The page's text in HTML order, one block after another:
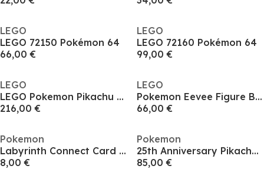
LEGO
LEGO 72150 Pokémon 64
66,00 €
LEGO
LEGO 72160 Pokémon 64
99,00 €
LEGO
LEGO Pokemon Pikachu and Poke Ball Model Kit for Adults 72152
216,00 €
LEGO
Pokemon Eevee Figure Building Set for Adults 72151
66,00 €
Pokemon
Labyrinth Connect Card Game
8,00 €
Pokemon
25th Anniversary Pikachu 24 inch Plush
85,00 €